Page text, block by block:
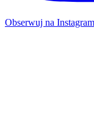
Obserwuj na